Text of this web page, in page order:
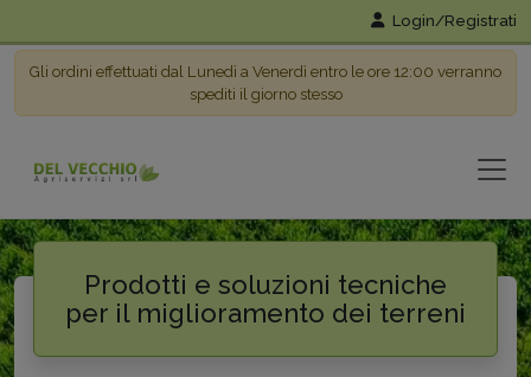
Login/Registrati
Gli ordini effettuati dal Lunedì a Venerdì entro le ore 12:00 verranno
spediti il giorno stesso
Prodotti e soluzioni tecniche
per il miglioramento dei terreni